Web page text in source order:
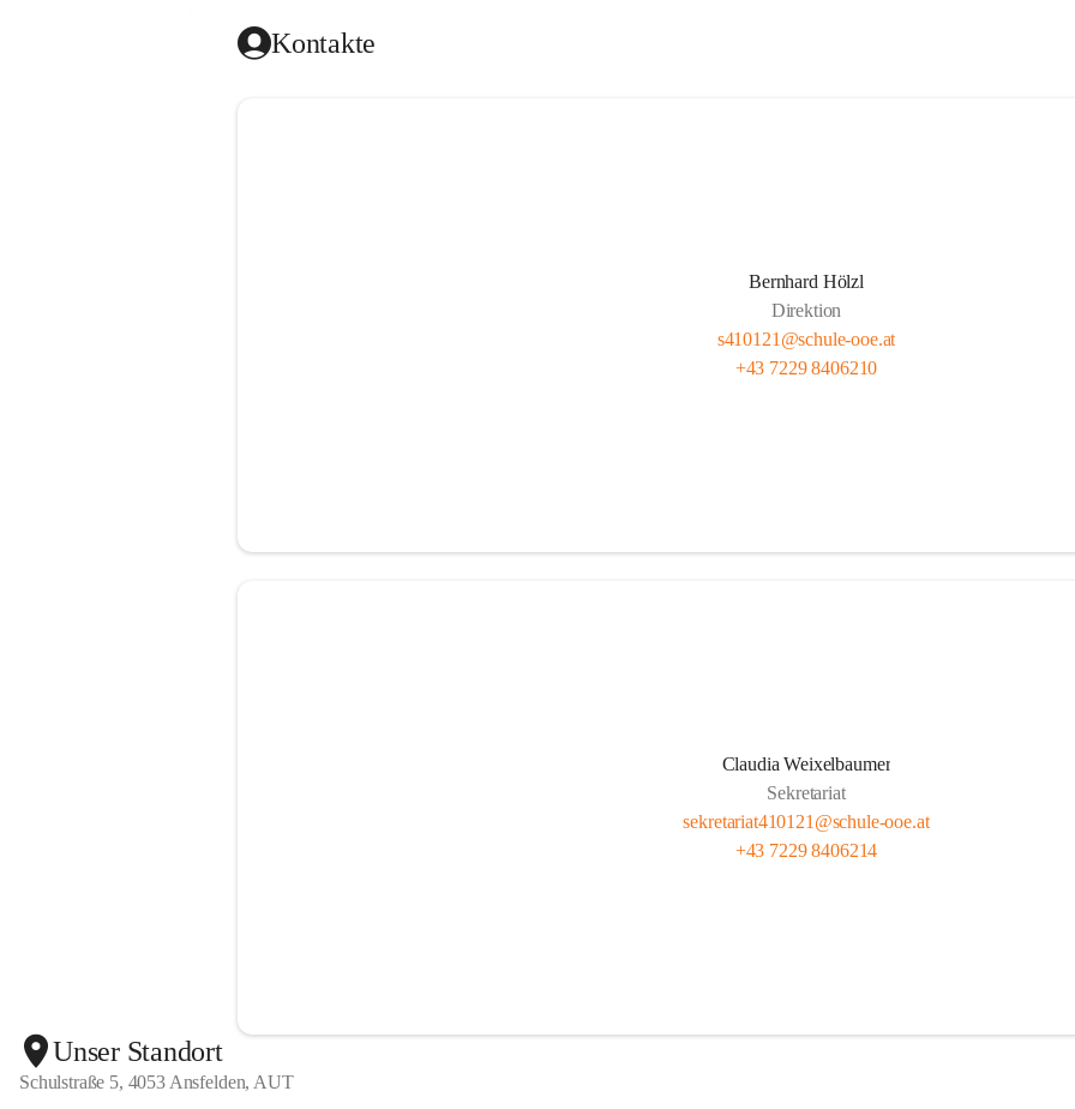
Kontakte
Bernhard Hölzl
Direktion
s410121@schule-ooe.at
+43 7229 8406210
Claudia Weixelbaumer
Sekretariat
sekretariat410121@schule-ooe.at
+43 7229 8406214
Unser Standort
Schulstraße 5, 4053 Ansfelden, AUT